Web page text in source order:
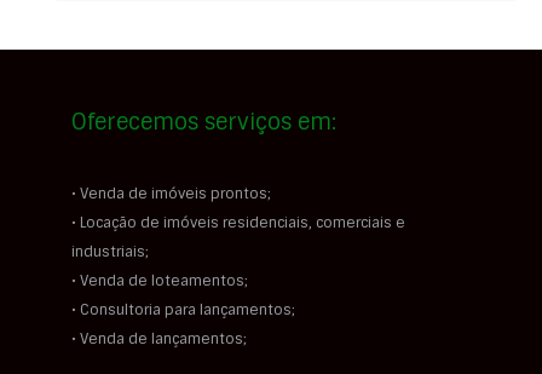
Oferecemos serviços em:
• Venda de imóveis prontos;
• Locação de imóveis residenciais, comerciais e
industriais;
• Venda de loteamentos;
• Consultoria para lançamentos;
• Venda de lançamentos;